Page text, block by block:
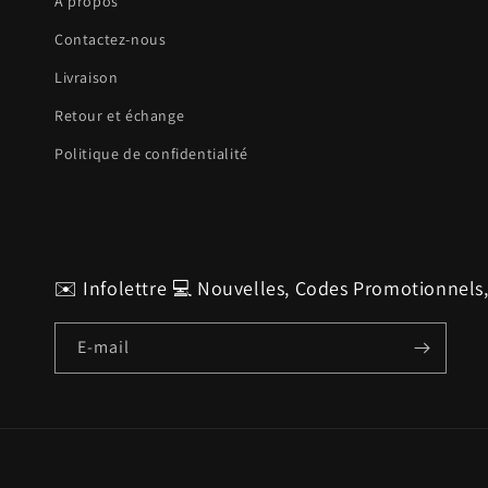
Contactez-nous
Livraison
Retour et échange
Politique de confidentialité
✉️ Infolettre 💻 Nouvelles, Codes
E-mail